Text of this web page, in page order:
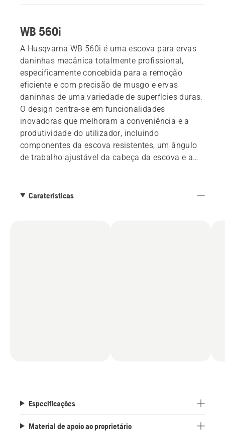
WB 560i
A Husqvarna WB 560i é uma escova para ervas
daninhas mecânica totalmente profissional,
especificamente concebida para a remoção
eficiente e com precisão de musgo e ervas
daninhas de uma variedade de superfícies duras.
O design centra-se em funcionalidades
inovadoras que melhoram a conveniência e a
produtividade do utilizador, incluindo
componentes da escova resistentes, um ângulo
de trabalho ajustável da cabeça da escova e a
cabeça da escova funciona a uma velocidade de
Caraterísticas
Especificações
Material de apoio ao proprietário